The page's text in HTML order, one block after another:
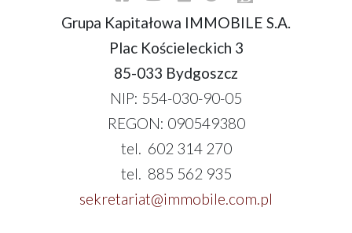
Grupa Kapitałowa IMMOBILE S.A.
Plac Kościeleckich 3
85-033 Bydgoszcz
NIP: 554-030-90-05
REGON: 090549380
tel. 602 314 270
tel. 885 562 935
sekretariat@immobile.com.pl